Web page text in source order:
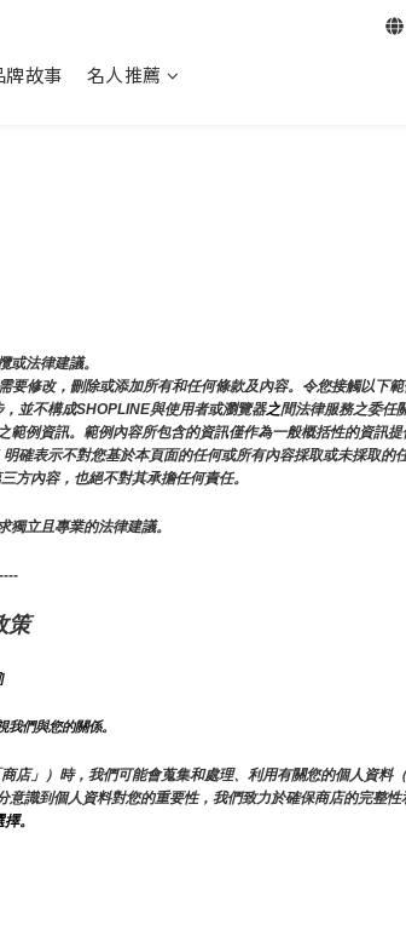
牌故事 名人推薦
或法律建議。
修改，刪除或添加所有和任何條款及內容。令您接觸以下
並不構成SHOPLINE與使用者或瀏覽器之間法律服務之委任
例資訊。範例內容所包含的資訊僅作為一般概括性的資訊
表示不對您基於本頁面的任何或所有內容採取或未採取的
方內容，也絕不對其承擔任何責任。
立且專業的法律建議。
策
我們與您的關係。
」）時，我們可能會蒐集和處理、利用有關您的個人資料（
識到個人資料對您的重要性，我們致力於確保商店的完整性
。